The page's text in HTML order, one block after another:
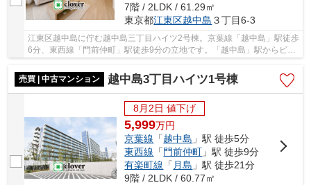
7階 / 2LDK / 61.29㎡
東京都江東区越中島 ３丁目6-3
江東区越中島に佇む越中島三丁目ハイツ2号棟。京葉線「越中島」駅徒歩
6分、東西線「門前仲町」駅徒歩9分の立地です。「越中島」駅からビッ
クターミナルの「東京」駅までも乗換なしでア...
売買 | 中古マンション
越中島3丁目ハイツ1号棟
8月2日 値下げ
5,999万円
京葉線 「越中島 」駅 徒歩5分
東西線 「 門前仲町 」駅 徒歩9分
有楽町線 「 月島 」駅 徒歩21分
9階 / 2LDK / 60.77㎡